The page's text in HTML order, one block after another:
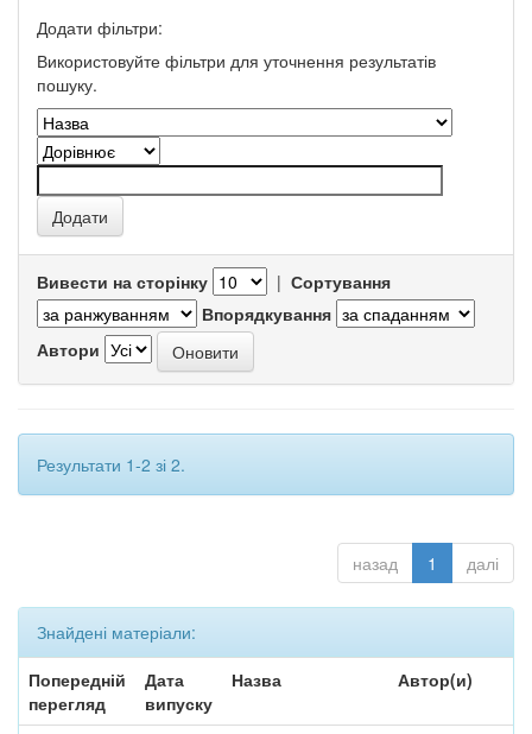
Додати фільтри:
Використовуйте фільтри для уточнення результатів
пошуку.
Вивести на сторінку | Сортування
Впорядкування
Автори
Результати 1-2 зі 2.
назад 1 далі
Знайдені матеріали:
Попередній
перегляд
Дата
випуску
Назва Автор(и)